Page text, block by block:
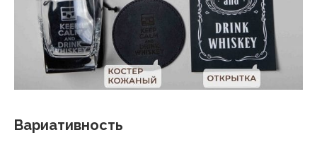
Вариативность